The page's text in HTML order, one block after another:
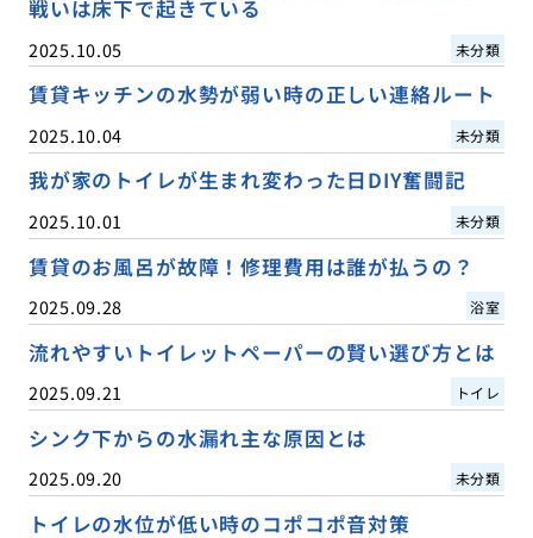
戦いは床下で起きている
2025.10.05 未分類
賃貸キッチンの水勢が弱い時の正しい連絡ルート
2025.10.04 未分類
我が家のトイレが生まれ変わった日DIY奮闘記
2025.10.01 未分類
賃貸のお風呂が故障！修理費用は誰が払うの？
2025.09.28 浴室
流れやすいトイレットペーパーの賢い選び方とは
2025.09.21 トイレ
シンク下からの水漏れ主な原因とは
2025.09.20 未分類
トイレの水位が低い時のコポコポ音対策